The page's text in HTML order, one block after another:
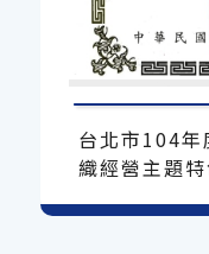
台北市104年
織經營主題